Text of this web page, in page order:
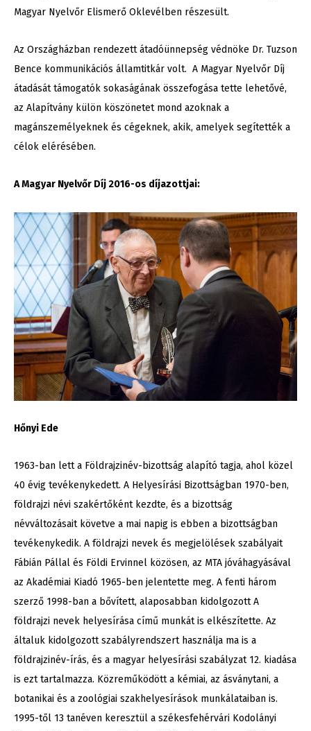
Magyar Nyelvőr Elismerő Oklevélben részesült.
Az Országházban rendezett átadóünnepség védnöke Dr. Tuzson
Bence kommunikációs államtitkár volt. A Magyar Nyelvőr Díj
átadását támogatók sokaságának összefogása tette lehetővé,
az Alapítvány külön köszönetet mond azoknak a
magánszemélyeknek és cégeknek, akik, amelyek segítették a
célok elérésében.
A Magyar Nyelvőr Díj 2016-os díjazottjai:
Hőnyi Ede
1963-ban lett a Földrajzinév-bizottság alapító tagja, ahol közel
40 évig tevékenykedett. A Helyesírási Bizottságban 1970-ben,
földrajzi névi szakértőként kezdte, és a bizottság
névváltozásait követve a mai napig is ebben a bizottságban
tevékenykedik. A földrajzi nevek és megjelölések szabályait
Fábián Pállal és Földi Ervinnel közösen, az MTA jóváhagyásával
az Akadémiai Kiadó 1965-ben jelentette meg. A fenti három
szerző 1998-ban a bővített, alaposabban kidolgozott A
földrajzi nevek helyesírása című munkát is elkészítette. Az
általuk kidolgozott szabályrendszert használja ma is a
földrajzinév-írás, és a magyar helyesírási szabályzat 12. kiadása
is ezt tartalmazza. Közreműködött a kémiai, az ásványtani, a
botanikai és a zoológiai szakhelyesírások munkálataiban is.
1995-től 13 tanéven keresztül a székesfehérvári Kodolányi